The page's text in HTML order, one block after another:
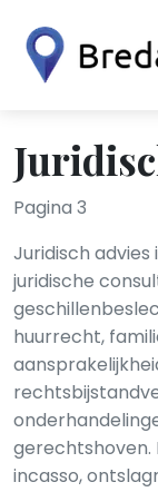
Pagina 3
Juridisch
juridische
huurrecht,
gerechtshoven.
incasso,